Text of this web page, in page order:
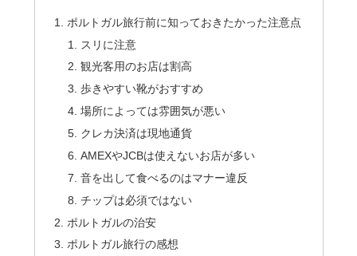
ポルトガル旅行前に知っておきたかった注意点
スリに注意
観光客用のお店は割高
歩きやすい靴がおすすめ
場所によっては雰囲気が悪い
クレカ決済は現地通貨
AMEXやJCBは使えないお店が多い
音を出して食べるのはマナー違反
チップは必須ではない
ポルトガルの治安
ポルトガル旅行の感想